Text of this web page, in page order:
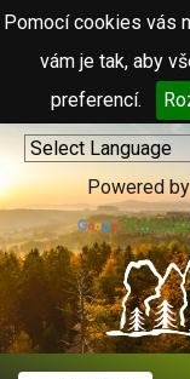
Pomocí cookies vás
vám je tak, aby
preferencí.
Powered by